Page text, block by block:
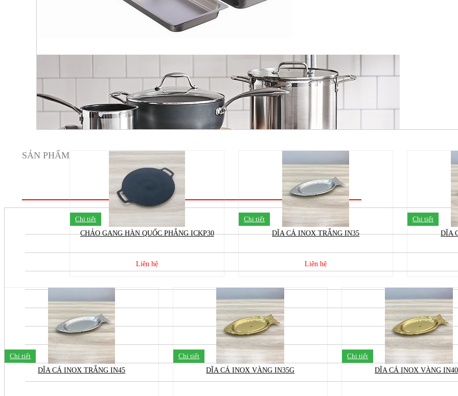
SẢN PHẨM
Chi tiết
CHẢO GANG HÀN QUỐC PHẲNG ICKP30
Liên hệ
Chi tiết
DĨA CÁ INOX TRẮNG IN35
Liên hệ
Chi tiết
DĨA
Chi tiết
DĨA CÁ INOX TRẮNG IN45
Chi tiết
DĨA CÁ INOX VÀNG IN35G
Chi tiết
DĨA CÁ INOX VÀNG